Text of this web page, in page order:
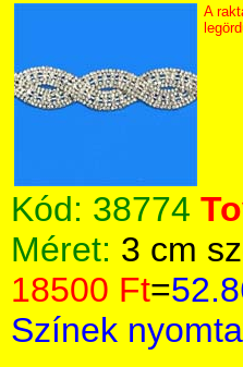
A
Kód: 38774
Méret: 3 cm
18500 Ft=
Színek